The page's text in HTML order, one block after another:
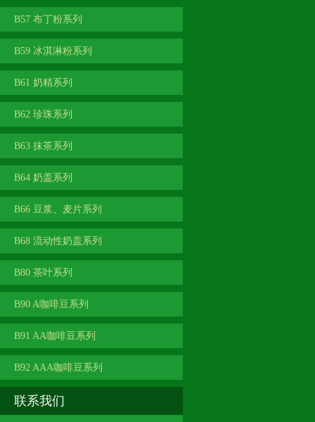
B57 布丁粉系列
B59 冰淇淋粉系列
B61 奶精系列
B62 珍珠系列
B63 抹茶系列
B64 奶盖系列
B66 豆浆、麦片系列
B68 流动性奶盖系列
B80 茶叶系列
B90 A咖啡豆系列
B91 AA咖啡豆系列
B92 AAA咖啡豆系列
联系我们